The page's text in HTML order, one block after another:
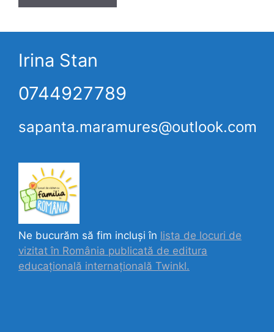
Irina Stan
0744927789
sapanta.maramures@outlook.com
Ne bucurăm să fim incluși în lista de locuri de
vizitat în România publicată de editura
educațională internațională Twinkl.